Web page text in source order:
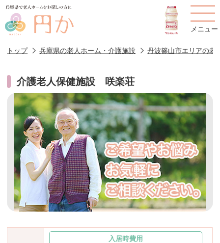
メニュー
老人ホームを
探す
円かについて 費用について
施設選びのポイント 施設をお探しの方へ
老人ホームの種類 よくあるご質問
スタッフ紹介 アクセス
相談者様の声 お役立ち情報
おすすめ施設特集 施設関係者の方へ
トップ 兵庫県の老人ホーム・介護施設 丹波篠山市エリアの老
介護老人保健施設 咲楽荘
入居時費用